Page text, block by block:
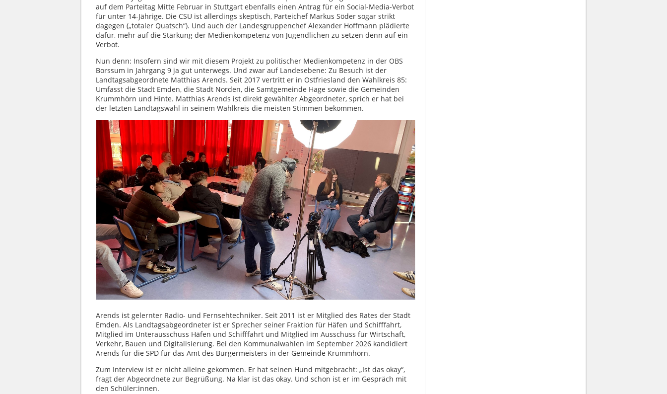
auf dem Parteitag Mitte Februar in Stuttgart ebenfalls einen Antrag für ein Social-Media-Verbot
für unter 14-Jährige. Die CSU ist allerdings skeptisch, Parteichef Markus Söder sogar strikt
dagegen („totaler Quatsch“). Und auch der Landesgruppenchef Alexander Hoffmann plädierte
dafür, mehr auf die Stärkung der Medienkompetenz von Jugendlichen zu setzen denn auf ein
Verbot.
Nun denn: Insofern sind wir mit diesem Projekt zu politischer Medienkompetenz in der OBS
Borssum in Jahrgang 9 ja gut unterwegs. Und zwar auf Landesebene: Zu Besuch ist der
Landtagsabgeordnete Matthias Arends. Seit 2017 vertritt er in Ostfriesland den Wahlkreis 85:
Umfasst die Stadt Emden, die Stadt Norden, die Samtgemeinde Hage sowie die Gemeinden
Krummhörn und Hinte. Matthias Arends ist direkt gewählter Abgeordneter, sprich er hat bei
der letzten Landtagswahl in seinem Wahlkreis die meisten Stimmen bekommen.
Arends ist gelernter Radio- und Fernsehtechniker. Seit 2011 ist er Mitglied des Rates der Stadt
Emden. Als Landtagsabgeordneter ist er Sprecher seiner Fraktion für Häfen und Schifffahrt,
Mitglied im Unterausschuss Häfen und Schifffahrt und Mitglied im Ausschuss für Wirtschaft,
Verkehr, Bauen und Digitalisierung. Bei den Kommunalwahlen im September 2026 kandidiert
Arends für die SPD für das Amt des Bürgermeisters in der Gemeinde Krummhörn.
Zum Interview ist er nicht alleine gekommen. Er hat seinen Hund mitgebracht: „Ist das okay“,
fragt der Abgeordnete zur Begrüßung. Na klar ist das okay. Und schon ist er im Gespräch mit
den Schüler:innen.